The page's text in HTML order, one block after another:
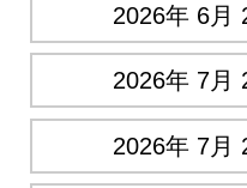
2026年 6月
2026年 7月
2026年 7月